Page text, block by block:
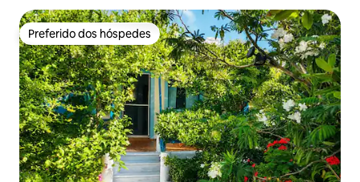
Preferido dos hóspedes
Preferido dos hóspedes